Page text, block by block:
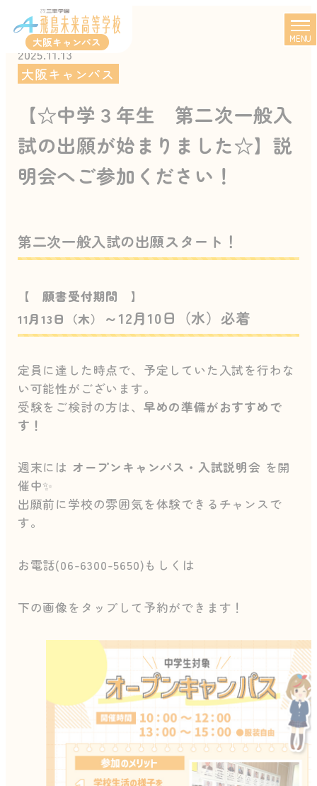
大阪キャンパス MENU
【☆中学３年生 第二次一般入
試の出願が始まりました☆】説
明会へご参加ください！
2025.11.13
大阪キャンパス
第二次一般入試の出願スタート！
【 願書受付期間 】
11月13日（木）
～12月10日（水）必着
定員に達した時点で、予定していた入試を行わな
い可能性がございます。
受験をご検討の方は、 早めの準備がおすすめで
す！
週末には オープンキャンパス・入試説明会 を開
催中✨
出願前に学校の雰囲気を体験できるチャンスで
す。
お電話(06-6300-5650)もしくは
下の画像をタップして予約ができます！